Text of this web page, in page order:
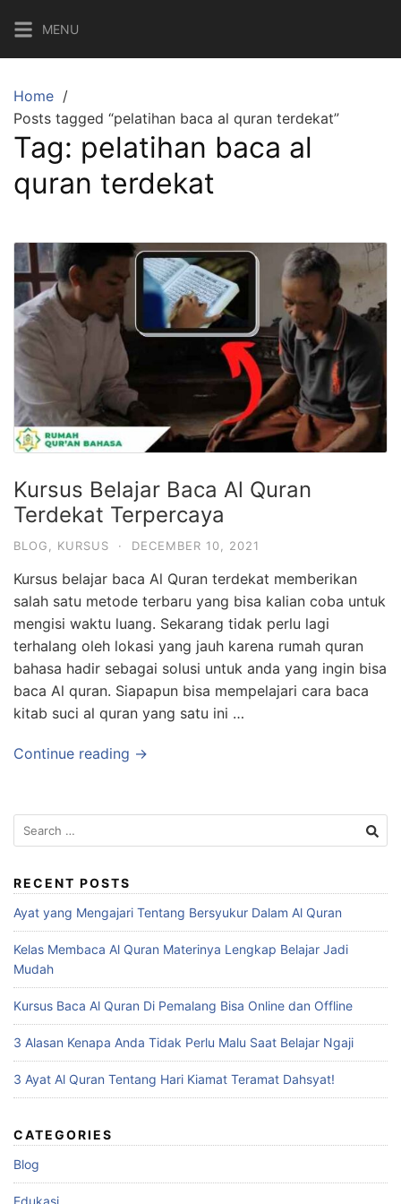
content
MENU
Home
Posts tagged “pelatihan baca al quran terdekat”
Tag: pelatihan baca al
quran terdekat
Kursus Belajar Baca Al Quran
Terdekat Terpercaya
BLOG KURSUS · DECEMBER 10, 2021
Kursus belajar baca Al Quran terdekat memberikan
salah satu metode terbaru yang bisa kalian coba untuk
mengisi waktu luang. Sekarang tidak perlu lagi
terhalang oleh lokasi yang jauh karena rumah quran
bahasa hadir sebagai solusi untuk anda yang ingin bisa
baca Al quran. Siapapun bisa mempelajari cara baca
kitab suci al quran yang satu ini …
Continue reading →
Search
for:
RECENT POSTS
Ayat yang Mengajari Tentang Bersyukur Dalam Al Quran
Kelas Membaca Al Quran Materinya Lengkap Belajar Jadi
Mudah
Kursus Baca Al Quran Di Pemalang Bisa Online dan Offline
3 Alasan Kenapa Anda Tidak Perlu Malu Saat Belajar Ngaji
3 Ayat Al Quran Tentang Hari Kiamat Teramat Dahsyat!
CATEGORIES
Blog
Edukasi